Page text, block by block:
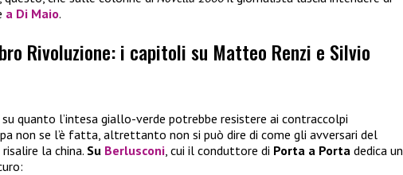
a Di Maio.
Rivoluzione: i capitoli su Matteo Renzi e Silvio
su quanto l’intesa giallo-verde potrebbe resistere ai contraccolpi
non se l’è fatta, altrettanto non si può dire di come gli avversari del
la china. Su Berlusconi , cui il conduttore di Porta a Porta dedica un